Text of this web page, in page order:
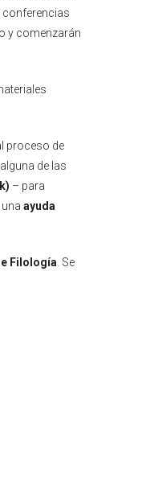
conferencias
y comenzarán
proceso de
de las
– para
ayuda
Filología . Se